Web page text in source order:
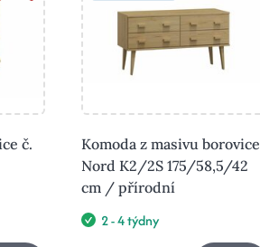
č.
Komoda z masivu borovice
Nord K2/2S 175/58,5/42
cm / přírodní
2 - 4 týdny